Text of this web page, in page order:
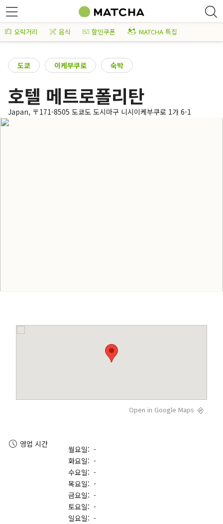
오락거리 음식 할인쿠폰 MATCHA 특집
도쿄 이케부쿠로 숙박
호텔 메트로폴리탄
Japan, 〒171-8505 도쿄도 도시마구 니시이케부쿠로 1가 6-1
Open in Google Maps
영업 시간
월요일: -
화요일: -
수요일: -
목요일: -
금요일: -
토요일: -
일요일: -